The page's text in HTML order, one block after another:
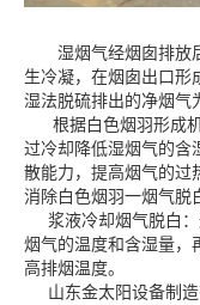
湿烟气经烟囱排放后
生冷凝，在烟囱出口形
湿法脱硫排出的净烟气
根据白色烟羽形成机
过冷却降低湿烟气的含
散能力，提高烟气的过
消除白色烟羽一烟气脱
浆液冷却烟气脱白：
烟气的温度和含湿量，
高排烟温度。
山东金太阳设备制造